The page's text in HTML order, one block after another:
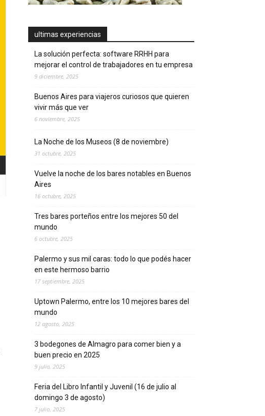
ultimas experiencias
La solución perfecta: software RRHH para
mejorar el control de trabajadores en tu empresa
9 diciembre, 2025
Buenos Aires para viajeros curiosos que quieren
vivir más que ver
6 noviembre, 2025
La Noche de los Museos (8 de noviembre)
31 octubre, 2025
Vuelve la noche de los bares notables en Buenos
Aires
16 octubre, 2025
Tres bares porteños entre los mejores 50 del
mundo
6 octubre, 2025
Palermo y sus mil caras: todo lo que podés hacer
en este hermoso barrio
17 septiembre, 2025
Uptown Palermo, entre los 10 mejores bares del
mundo
12 agosto, 2025
3 bodegones de Almagro para comer bien y a
buen precio en 2025
9 julio, 2025
Feria del Libro Infantil y Juvenil (16 de julio al
domingo 3 de agosto)
7 julio, 2025